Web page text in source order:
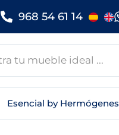
968 54 61 14
Esencial by Hermógenes